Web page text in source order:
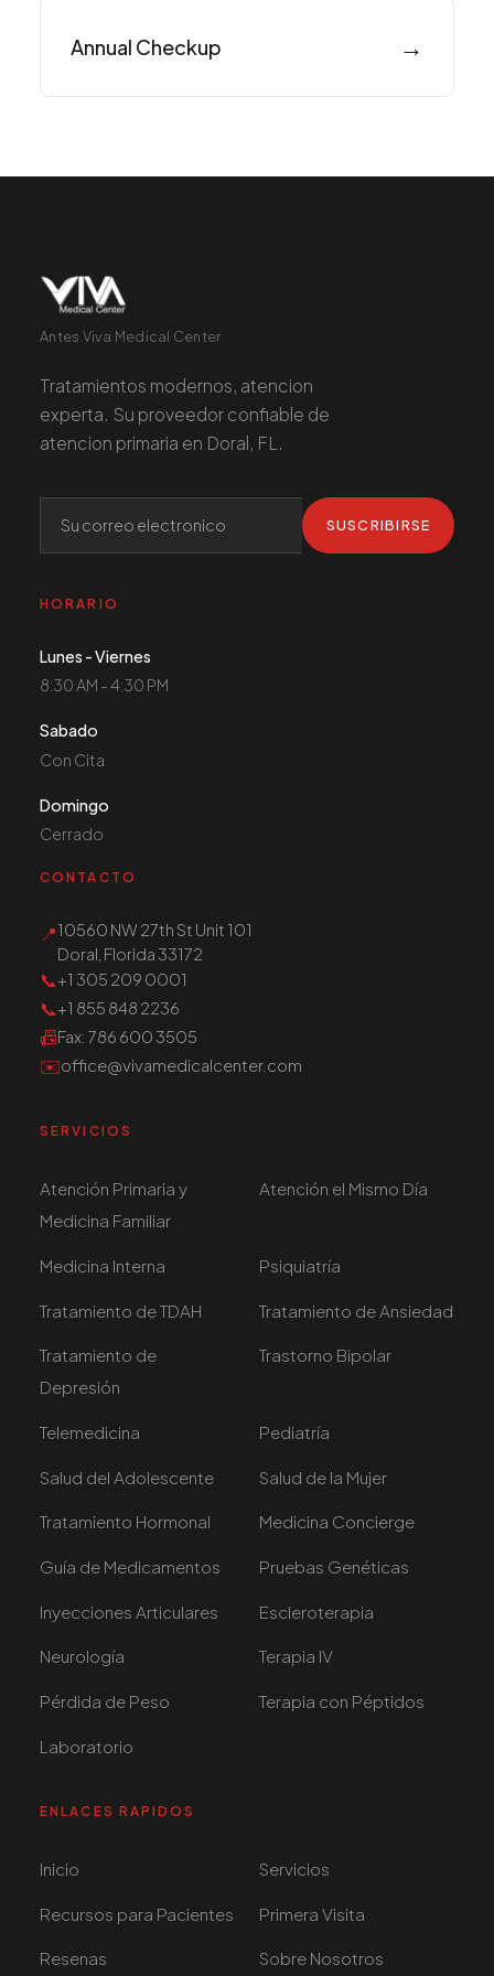
Manejo de Medicamentos
Vértigo y Mareo
Annual Checkup →
Antes Viva Medical Center
Tratamientos modernos, atencion
experta. Su proveedor confiable de
atencion primaria en Doral, FL.
SUSCRIBIRSE
HORARIO
Lunes - Viernes
8:30 AM - 4:30 PM
Sabado
Con Cita
Domingo
Cerrado
CONTACTO
📍10560 NW 27th St Unit 101
Doral, Florida 33172
📞+1 305 209 0001
📞+1 855 848 2236
📠Fax: 786 600 3505
✉️office@vivamedicalcenter.com
SERVICIOS
Atención Primaria y
Medicina Familiar
Atención el Mismo Día
Medicina Interna Psiquiatría
Tratamiento de TDAH Tratamiento de Ansiedad
Tratamiento de
Depresión
Trastorno Bipolar
Telemedicina Pediatría
Salud del Adolescente Salud de la Mujer
Tratamiento Hormonal Medicina Concierge
Guía de Medicamentos Pruebas Genéticas
Inyecciones Articulares Escleroterapia
Neurología Terapia IV
Pérdida de Peso Terapia con Péptidos
Laboratorio
ENLACES RAPIDOS
Inicio Servicios
Recursos para Pacientes Primera Visita
Resenas Sobre Nosotros